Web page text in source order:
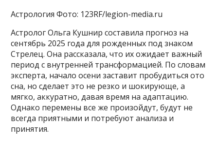
Астрология Фото: 123RF/legion-media.ru
Астролог Ольга Кушнир составила прогноз на
сентябрь 2025 года для рожденных под знаком
Стрелец. Она рассказала, что их ожидает важный
период с внутренней трансформацией. По словам
эксперта, начало осени заставит пробудиться ото
сна, но сделает это не резко и шокирующе, а
мягко, аккуратно, давая время на адаптацию.
Однако перемены все же произойдут, будут не
всегда приятными и потребуют анализа и
принятия.